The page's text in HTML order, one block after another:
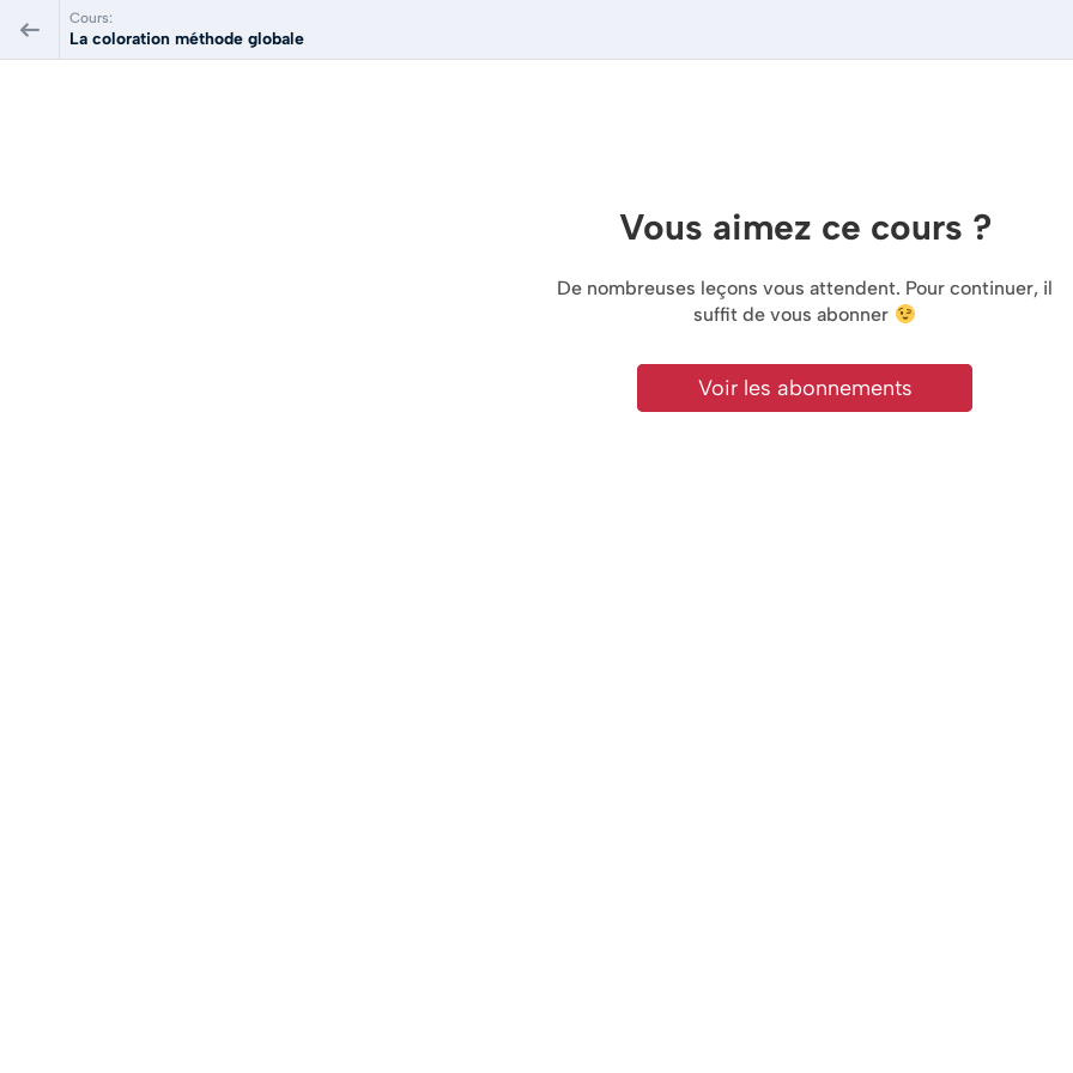
Cours:
La coloration méthode globale
Vous aimez ce cours ?
De nombreuses leçons vous attendent. Pour continuer, il
suffit de vous abonner
Voir les abonnements